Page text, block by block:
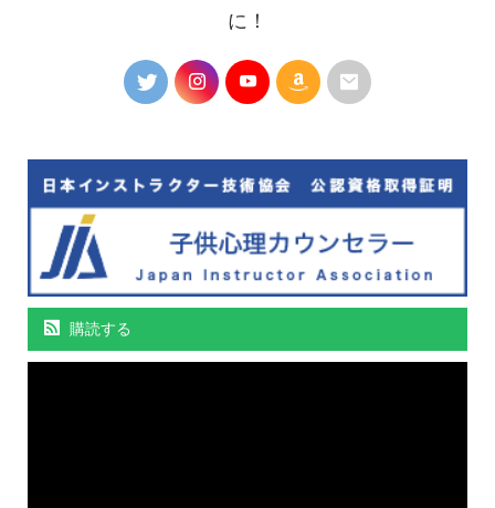
に！
購読する